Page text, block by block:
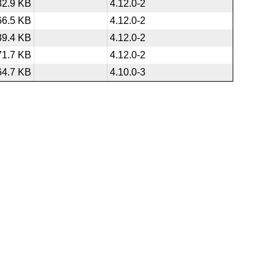
KB
4.12.0-2
KB
4.12.0-2
KB
4.12.0-2
KB
4.12.0-2
KB 4.10.0-3